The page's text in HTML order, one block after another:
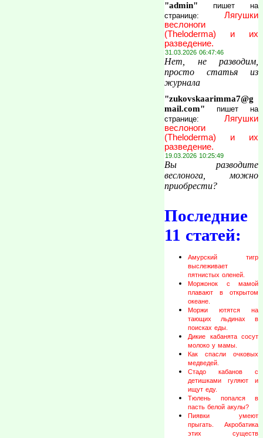
"admin" пишет на
странице: Лягушки
веслоноги
(Theloderma) и их
разведение.
31.03.2026 06:47:46
Нет, не разводим,
просто статья из
журнала
"zukovskaarimma7@g
mail.com" пишет на
странице: Лягушки
веслоноги
(Theloderma) и их
разведение.
19.03.2026 10:25:49
Вы разводите
веслонога, можно
приобрести?
Последние
11 статей:
Амурский тигр
выслеживает
пятнистых оленей.
Моржонок с мамой
плавают в открытом
океане.
Моржи ютятся на
тающих льдинах в
поисках еды.
Дикие кабанята сосут
молоко у мамы.
Как спасли очковых
медведей.
Стадо кабанов с
детишками гуляют и
ищут еду.
Тюлень попался в
пасть белой акулы?
Пиявки умеют
прыгать. Акробатика
этих существ